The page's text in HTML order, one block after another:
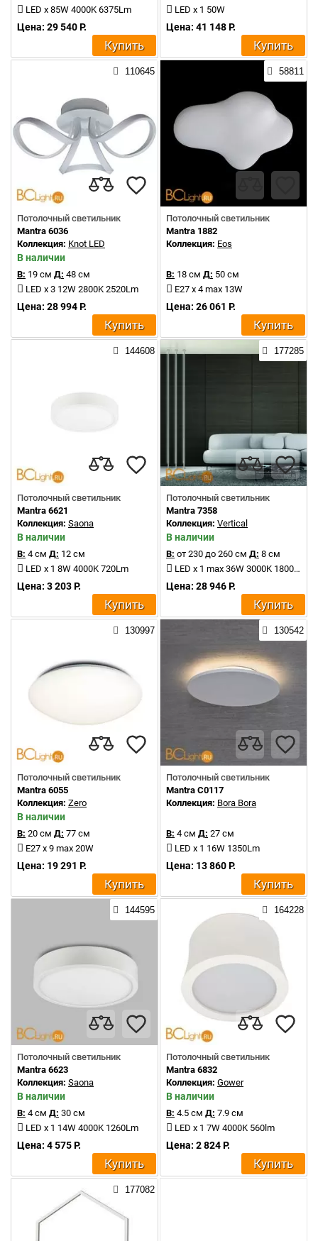
LED x 85W 4000K 6375Lm
Цена: 29 540 Р.
Купить
LED x 1 50W
Цена: 41 148 Р.
Купить
110645
Потолочный светильник
Mantra 6036
Коллекция: Knot LED
В наличии
В: 19 см Д: 48 см
LED x 3 12W 2800K 2520Lm
Цена: 28 994 Р.
Купить
58811
Потолочный светильник
Mantra 1882
Коллекция: Eos
В: 18 см Д: 50 см
E27 x 4 max 13W
Цена: 26 061 Р.
Купить
144608
Потолочный светильник
Mantra 6621
Коллекция: Saona
В наличии
В: 4 см Д: 12 см
LED x 1 8W 4000K 720Lm
Цена: 3 203 Р.
Купить
177285
Потолочный светильник
Mantra 7358
Коллекция: Vertical
В наличии
В: от 230 до 260 см Д: 8 см
LED x 1 max 36W 3000K 1800Lm
Цена: 28 946 Р.
Купить
130997
Потолочный светильник
Mantra 6055
Коллекция: Zero
В наличии
В: 20 см Д: 77 см
E27 x 9 max 20W
Цена: 19 291 Р.
Купить
130542
Потолочный светильник
Mantra C0117
Коллекция: Bora Bora
В: 4 см Д: 27 см
LED x 1 16W 1350Lm
Цена: 13 860 Р.
Купить
144595
Потолочный светильник
Mantra 6623
Коллекция: Saona
В наличии
В: 4 см Д: 30 см
LED x 1 14W 4000K 1260Lm
Цена: 4 575 Р.
Купить
164228
Потолочный светильник
Mantra 6832
Коллекция: Gower
В наличии
В: 4.5 см Д: 7.9 см
LED x 1 7W 4000K 560lm
Цена: 2 824 Р.
Купить
177082